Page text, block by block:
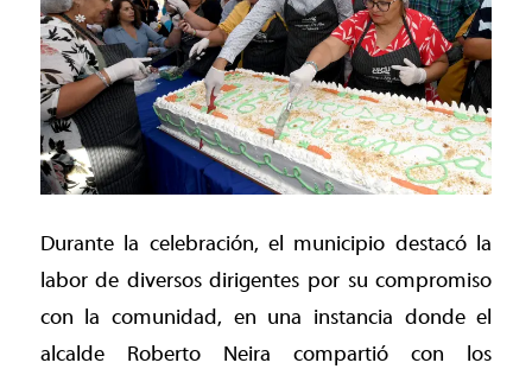
Durante la celebración, el municipio destacó la
labor de diversos dirigentes por su compromiso
con la comunidad, en una instancia donde el
alcalde Roberto Neira compartió con los